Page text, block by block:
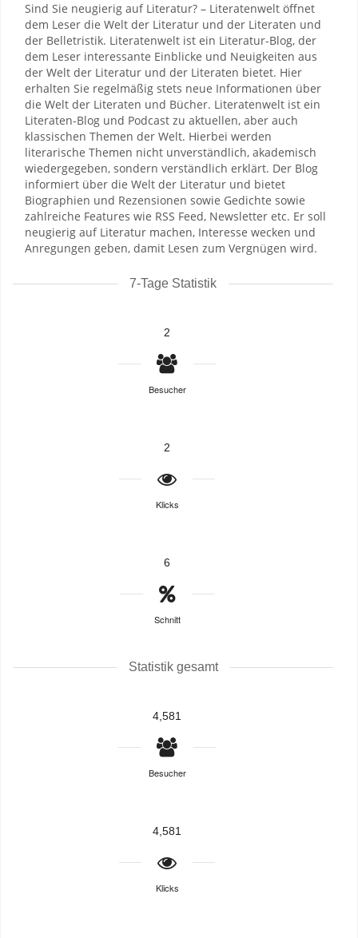
Sind Sie neugierig auf Literatur? – Literatenwelt öffnet
dem Leser die Welt der Literatur und der Literaten und
der Belletristik. Literatenwelt ist ein Literatur-Blog, der
dem Leser interessante Einblicke und Neuigkeiten aus
der Welt der Literatur und der Literaten bietet. Hier
erhalten Sie regelmäßig stets neue Informationen über
die Welt der Literaten und Bücher. Literatenwelt ist ein
Literaten-Blog und Podcast zu aktuellen, aber auch
klassischen Themen der Welt. Hierbei werden
literarische Themen nicht unverständlich, akademisch
wiedergegeben, sondern verständlich erklärt. Der Blog
informiert über die Welt der Literatur und bietet
Biographien und Rezensionen sowie Gedichte sowie
zahlreiche Features wie RSS Feed, Newsletter etc. Er soll
neugierig auf Literatur machen, Interesse wecken und
Anregungen geben, damit Lesen zum Vergnügen wird.
7-Tage Statistik
2
Besucher
2
Klicks
6
Schnitt
Statistik gesamt
4,581
Besucher
4,581
Klicks